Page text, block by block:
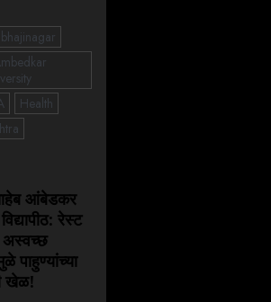
Health
आंबेडकर
रेस्ट
अस्वच्छ
पाहुण्यांच्या
खेळ!